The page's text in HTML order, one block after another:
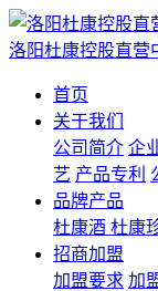
洛阳杜康控股直营
首页
关于我们
公司简介 企
艺 产品专利
品牌产品
杜康酒 杜康
招商加盟
加盟要求 加